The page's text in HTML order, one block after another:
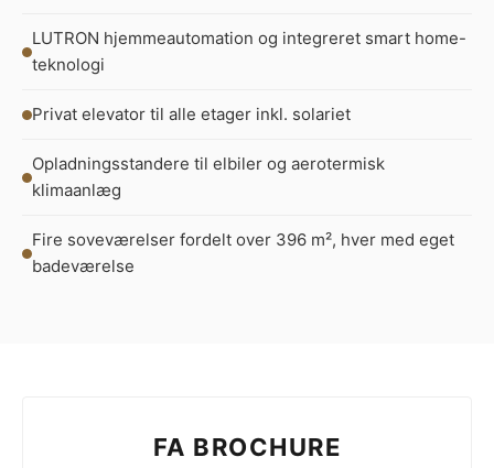
LUTRON hjemmeautomation og integreret smart home-
teknologi
Privat elevator til alle etager inkl. solariet
Opladningsstandere til elbiler og aerotermisk
klimaanlæg
Fire soveværelser fordelt over 396 m², hver med eget
badeværelse
FA BROCHURE